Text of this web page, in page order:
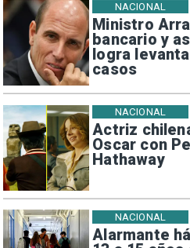
Ministro
bancario y
logra
casos
NACIONAL
Actriz
Oscar con
Hathaway
NACIONAL
Alarmante
NACIONAL